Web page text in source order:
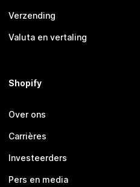
Verzending
Valuta en vertaling
Shopify
Over ons
Carrières
Investeerders
Pers en media